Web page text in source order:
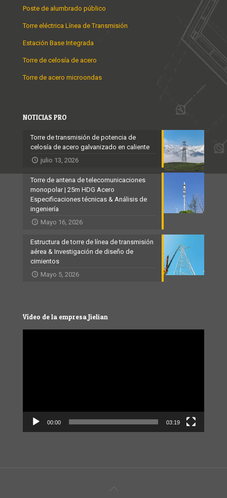
Poste de alumbrado público
Torre eléctrica Línea de Transmisión
Estación Base Integrada
Torre de celosía de acero
Torre de acero microondas
NOTICIAS PRO
Torre de transmisión de potencia de
celosía de acero galvanizado en caliente
julio 13, 2026
Torre de antena de telecomunicaciones
monopolar | 25m HDG Acero
Especificaciones técnicas & Análisis de
ingeniería
Mayo 16, 2026
Estructura de torre de línea de transmisión
aérea & Investigación de diseño de
cimientos
Mayo 5, 2026
Vídeo de la empresa Jielian
00:00 03:19